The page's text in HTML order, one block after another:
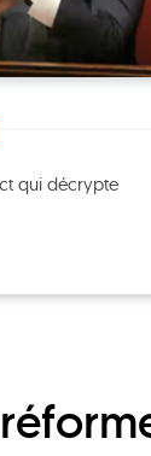
qui décrypte